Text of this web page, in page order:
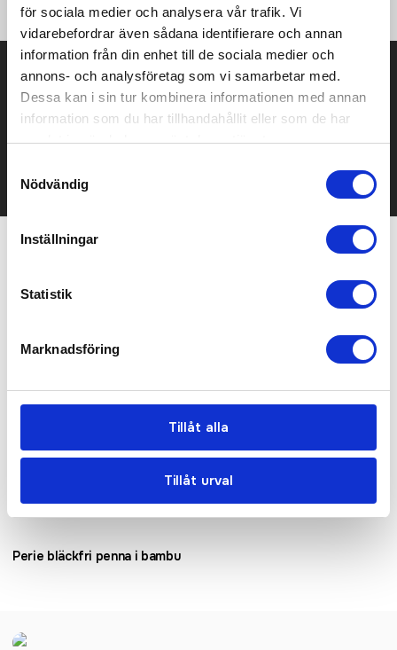
för sociala medier och analysera vår trafik. Vi
vidarebefordrar även sådana identifierare och annan
information från din enhet till de sociala medier och
annons- och analysföretag som vi samarbetar med.
Dessa kan i sin tur kombinera informationen med annan
information som du har tillhandahållit eller som de har
samlat in när du har använt deras tjänster.
Nödvändig
Inställningar
Statistik
Marknadsföring
Tillåt alla
Tillåt urval
Prisuppgift på mailen?
mailen.
Det går också utmärkt att bara ställa frågor!
Perie bläckfri penna i bambu